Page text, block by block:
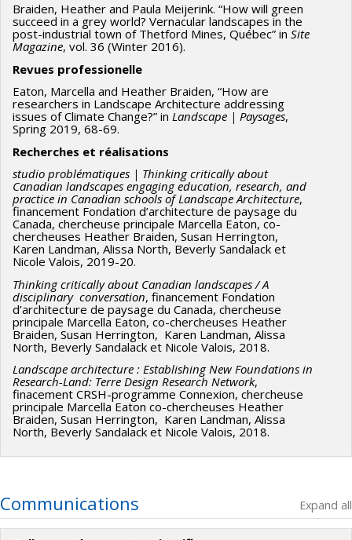
Braiden, Heather and Paula Meijerink. “How will green
succeed in a grey world? Vernacular landscapes in the
post-industrial town of Thetford Mines, Québec” in Site
Magazine, vol. 36 (Winter 2016).
Revues professionelle
Eaton, Marcella and Heather Braiden, “How are
researchers in Landscape Architecture addressing
issues of Climate Change?” in Landscape | Paysages,
Spring 2019, 68-69.
Recherches et réalisations
studio problématiques | Thinking critically about
Canadian landscapes engaging education, research, and
practice in Canadian schools of Landscape Architecture,
financement Fondation d’architecture de paysage du
Canada, chercheuse principale Marcella Eaton, co-
chercheuses Heather Braiden, Susan Herrington,
Karen Landman, Alissa North, Beverly Sandalack et
Nicole Valois, 2019-20.
Thinking critically about Canadian landscapes / A
disciplinary conversation, financement Fondation
d’architecture de paysage du Canada, chercheuse
principale Marcella Eaton, co-chercheuses Heather
Braiden, Susan Herrington, Karen Landman, Alissa
North, Beverly Sandalack et Nicole Valois, 2018.
Landscape architecture : Establishing New Foundations in
Research-Land: Terre Design Research Network,
finacement CRSH-programme Connexion, chercheuse
principale Marcella Eaton co-chercheuses Heather
Braiden, Susan Herrington, Karen Landman, Alissa
North, Beverly Sandalack et Nicole Valois, 2018.
Communications Expand all